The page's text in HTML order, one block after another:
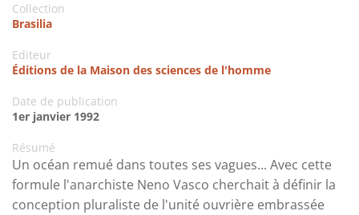
Collection
Brasilia
Editeur
Éditions de la Maison des sciences de l'homme
Date de publication
1er janvier 1992
Résumé
Un océan remué dans toutes ses vagues... Avec cette
formule l'anarchiste Neno Vasco cherchait à définir la
conception pluraliste de l'unité ouvrière embrassée